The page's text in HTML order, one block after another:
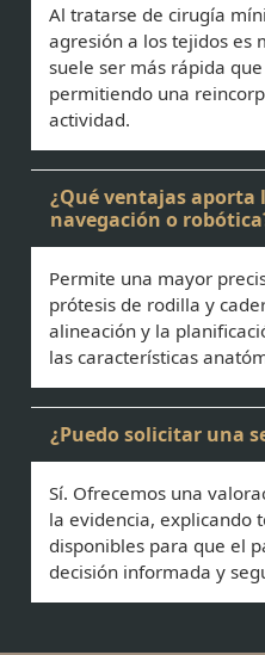
Al tratarse de cirugía
agresión a los tejidos es
suele ser más rápida
permitiendo una
actividad.
¿Qué ventajas
navegación o
Permite una mayor
prótesis de rodilla y
alineación y la
las características
¿Puedo solicitar una
Sí. Ofrecemos una
la evidencia, explicando
disponibles para que el
decisión informada y